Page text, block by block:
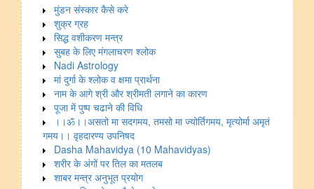
मुंडन संस्कार कैसे करे
शुक्र ग्रह
सिद्ध वशीकरण मन्त्र
सुबह के लिए मंगलाचरण श्लोक
Nadi Astrology
मां दुर्गा के श्लोक व क्षमा प्रार्थना
नाम के आगे श्री और श्रीमती लगाने का कारण
पूजा में पुष्प चढाने की विधि
।।ॐ।।असतो मा सदगमय, तमसो मा ज्योर्तिगमय, मृत्योर्मा अमृतं
गमय।। वृहदारण्य उपनिषद
Dasha Mahavidya (10 Mahavidyas)
शरीर के अंगों पर तिल का मतलब
शाबर मन्त्र अनुभूत प्रयोग